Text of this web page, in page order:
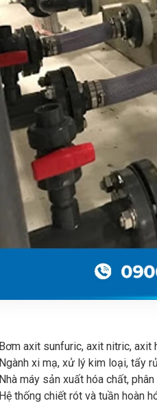
Bơm axit sunfuric, axit nitric,
Ngành xi mạ, xử lý kim loại, tẩy
Nhà máy sản xuất hóa chất,
Hệ thống chiết rót và tuần hoàn